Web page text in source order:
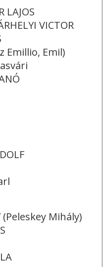
LAJOS
VICTOR
Emillio, Emil)
(Peleskey Mihály)